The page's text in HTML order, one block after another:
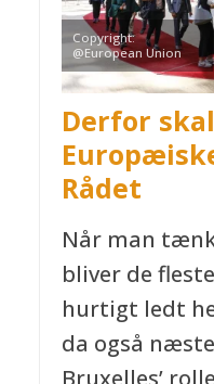
Copyright:
@European Union
Derfor
Rådet
Når man
bliver de
hurtigt ledt
da også
Bruxelles’